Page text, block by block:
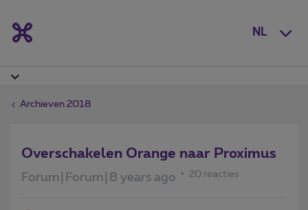
NL
Archieven 2018
Overschakelen Orange naar Proximus
Forum|Forum|8 years ago 20 reacties